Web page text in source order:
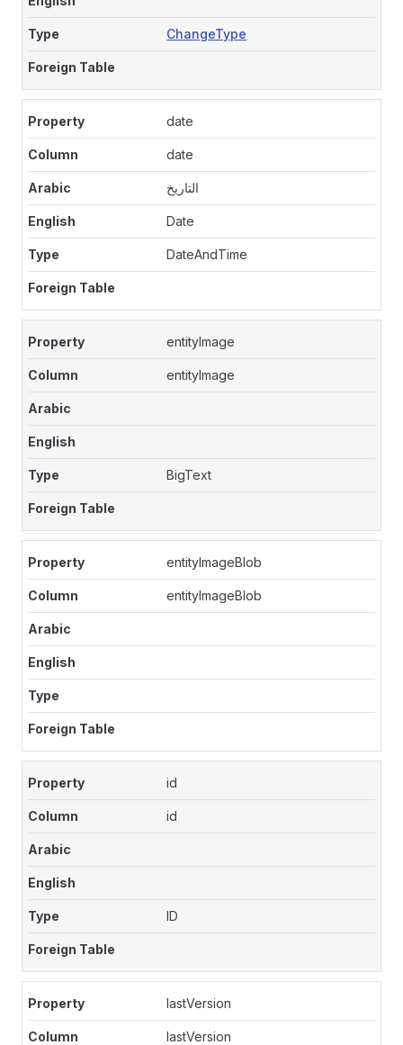
ChangeType
date
date
التاريخ
Date
DateAndTime
entityImage
entityImage
BigText
entityImageBlob
entityImageBlob
id
id
ID
lastVersion
lastVersion